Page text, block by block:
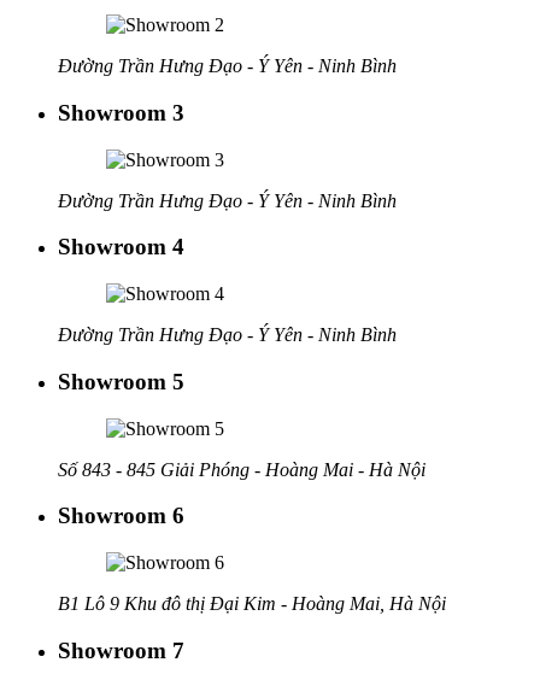
Đường Trần Hưng Đạo - Ý Yên - Ninh Bình
Showroom 3
Đường Trần Hưng Đạo - Ý Yên - Ninh Bình
Showroom 4
Đường Trần Hưng Đạo - Ý Yên - Ninh Bình
Showroom 5
Số 843 - 845 Giải Phóng - Hoàng Mai - Hà Nội
Showroom 6
B1 Lô 9 Khu đô thị Đại Kim - Hoàng Mai, Hà Nội
Showroom 7